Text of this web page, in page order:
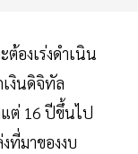
ต้องเร่งดำเนิน
งินดิจิทัล
ต่ 16 ปีขึ้นไป
ที่มาของงบ